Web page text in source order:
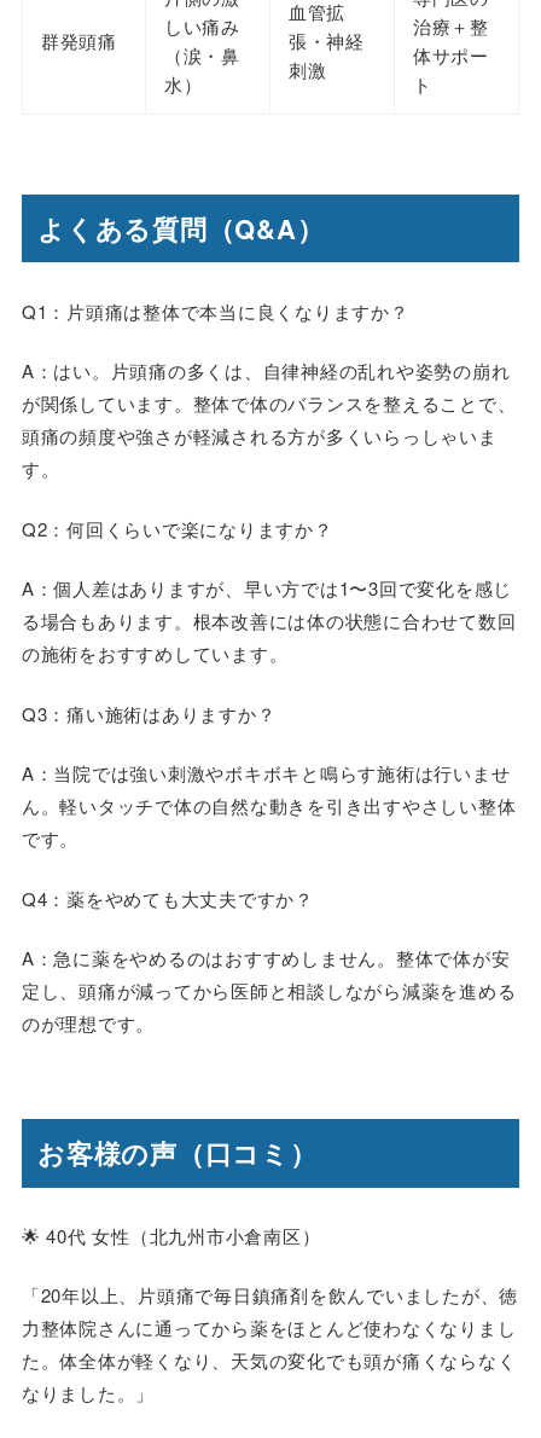
群発頭痛
しい痛み
（涙・鼻
水）
血管拡
張・神経
刺激
治療＋整
体サポー
ト
よくある質問（Q&A）
Q1：片頭痛は整体で本当に良くなりますか？
A：はい。片頭痛の多くは、自律神経の乱れや姿勢の崩れ
が関係しています。整体で体のバランスを整えることで、
頭痛の頻度や強さが軽減される方が多くいらっしゃいま
す。
Q2：何回くらいで楽になりますか？
A：個人差はありますが、早い方では1〜3回で変化を感じ
る場合もあります。根本改善には体の状態に合わせて数回
の施術をおすすめしています。
Q3：痛い施術はありますか？
A：当院では強い刺激やボキボキと鳴らす施術は行いませ
ん。軽いタッチで体の自然な動きを引き出すやさしい整体
です。
Q4：薬をやめても大丈夫ですか？
A：急に薬をやめるのはおすすめしません。整体で体が安
定し、頭痛が減ってから医師と相談しながら減薬を進める
のが理想です。
お客様の声（口コミ）
🌟 40代 女性（北九州市小倉南区）
「20年以上、片頭痛で毎日鎮痛剤を飲んでいましたが、徳
力整体院さんに通ってから薬をほとんど使わなくなりまし
た。体全体が軽くなり、天気の変化でも頭が痛くならなく
なりました。」